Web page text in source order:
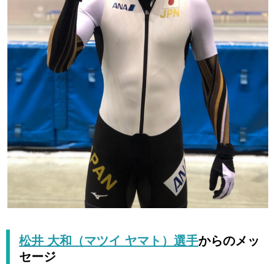
松井 大和（マツイ ヤマト）選手からのメッ
セージ